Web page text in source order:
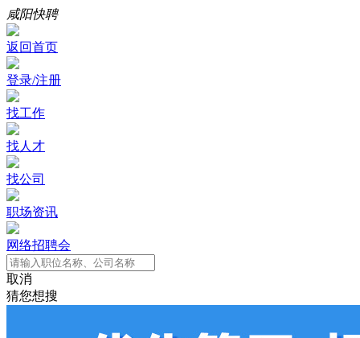
咸阳快聘
返回首页
登录/注册
找工作
找人才
找公司
职场资讯
网络招聘会
取消
猜您想搜